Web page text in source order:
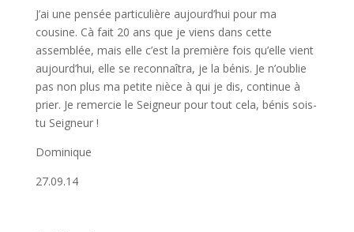
J’ai une pensée particulière aujourd’hui pour ma
cousine. Cà fait 20 ans que je viens dans cette
assemblée, mais elle c’est la première fois qu’elle vient
aujourd’hui, elle se reconnaîtra, je la bénis. Je n’oublie
pas non plus ma petite nièce à qui je dis, continue à
prier. Je remercie le Seigneur pour tout cela, bénis sois-
tu Seigneur !
Dominique
27.09.14